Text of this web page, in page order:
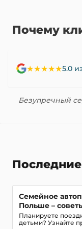
Почему
★★★★★5.0
Безупречный
Последние
Семейное
Польше –
маршруты с
Планируете
детьми? Узнайте